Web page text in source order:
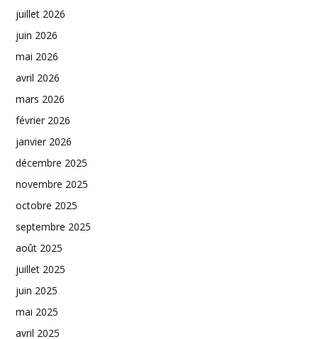
juillet 2026
juin 2026
mai 2026
avril 2026
mars 2026
février 2026
janvier 2026
décembre 2025
novembre 2025
octobre 2025
septembre 2025
août 2025
juillet 2025
juin 2025
mai 2025
avril 2025